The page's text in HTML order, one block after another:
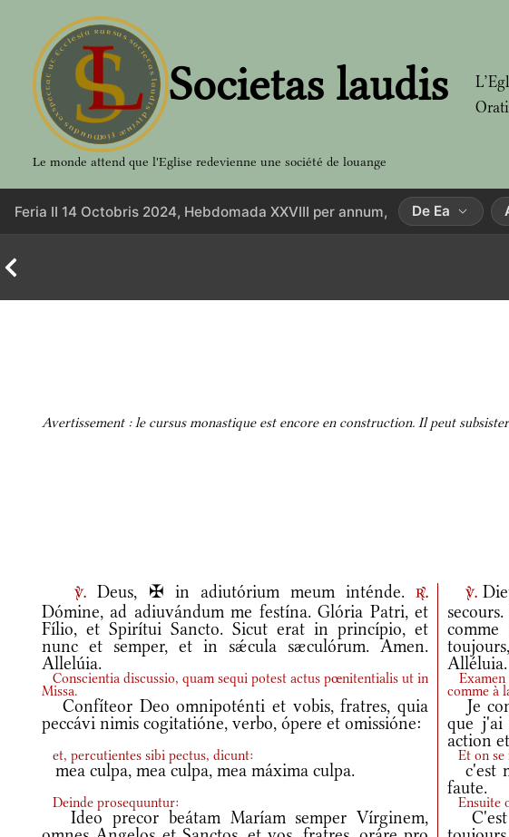
contenu
Societas laudis
Le monde attend que l'Eglise redevienne une société de louange
Feria II 14 Octobris 2024, Hebdomada XXVIII per annum, De Ea
Avertissement : le cursus monastique est encore en construction. Il peut
v. Deus, ✠ in adiutórium meum inténde.r.
Dómine, ad adiuvándum me festína. Glória Patri, et
Fílio, et Spirítui Sancto. Sicut erat in princípio, et
nunc et semper, et in sǽcula sæculórum. Amen.
Allelúia.
v.
Alléluia.
Conscientia discussio, quam sequi potest actus pœnitentialis ut in
Missa.
Examen
comme à
Confíteor Deo omnipoténti et vobis, fratres, quia
peccávi nimis cogitatióne, verbo, ópere et omissióne:
Je
que j'ai
action
et, percutientes sibi pectus, dicunt: Et on se
mea culpa, mea culpa, mea máxima culpa.
c'est
faute.
Deinde prosequuntur: Ensuite
Ideo precor beátam Maríam semper Vírginem,
C'est